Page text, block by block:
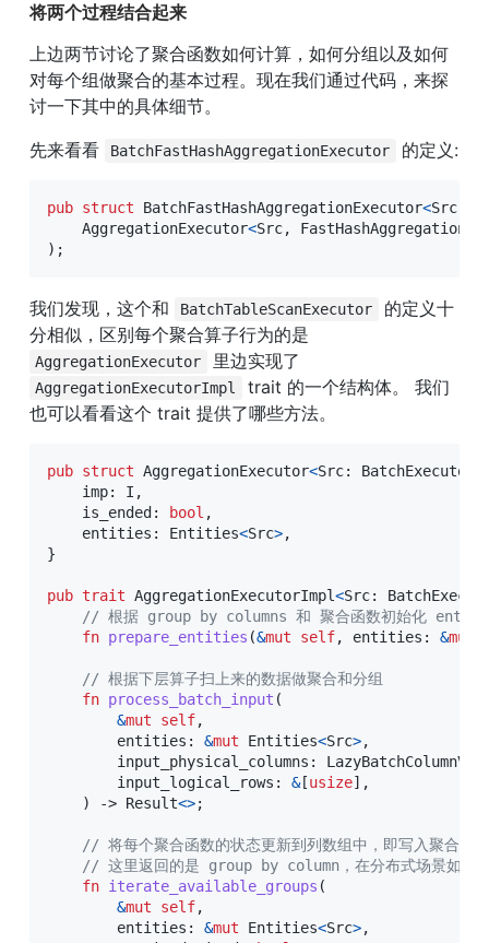
将两个过程结合起来
上边两节讨论了聚合函数如何计算，如何分组以及如何
对每个组做聚合的基本过程。现在我们通过代码，来探
讨一下其中的具体细节。
先来看看
BatchFastHashAggregationExecutor 的定义:
pub struct BatchFastHashAggregationExecutor<Src
AggregationExecutor<Src,
) ;
我们发现，这个和 BatchTableScanExecutor
的定义十
AggregationExecutor
AggregationExecutorImpl
trait 的一个结构体。 我们
也可以看看这个 trait 提供了哪些方法。
pub struct AggregationExecutor<Src: BatchExecutor
    imp
: I ,
    is_ended
: bool ,
    entities
: Entities<Src>,
}
pub trait AggregationExecutorImpl<Src:
// 根据 group by columns 和 聚合函数初始化
fn prepare_entities (&mut self, entities : &mut
// 根据下层算子扫上来的数据做聚合和分组
fn process_batch_input (
&mut self,
        entities
: &mut Entities<Src>,
        input_physical_columns
: LazyBatchColumnVec
        input_logical_rows
: &[usize] ,
)
-> Result<>;
// 将每个聚合函数的状态更新到列数组中，即写入聚合结果
// 这里返回的是 group by column，在分布式场景如果
fn iterate_available_groups (
&mut self,
        entities
: &mut Entities<Src>,